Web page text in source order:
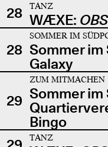
28
TANZ
WÆXE:
28
SOMMER IM
Sommer im
Galaxy
29
ZUM MITMACHEN
Sommer im
Bingo
TANZ